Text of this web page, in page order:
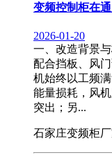
变频控制柜在
2026-01-20
一、改造背景
配合挡板、风
机始终以工频
能量损耗，风
突出；另...
石家庄变频柜